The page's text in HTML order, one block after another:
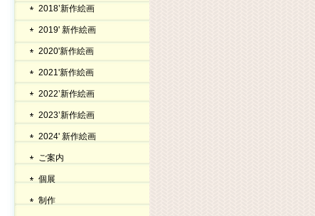
2018’新作絵画
2019' 新作絵画
2020'新作絵画
2021'新作絵画
2022’新作絵画
2023’新作絵画
2024' 新作絵画
ご案内
個展
制作